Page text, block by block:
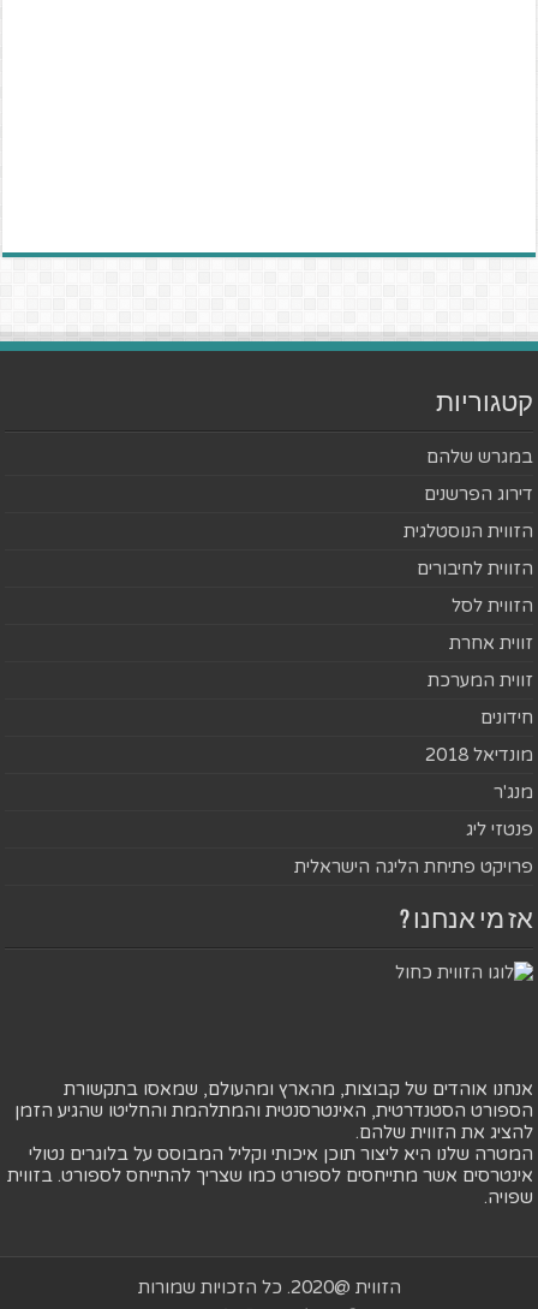
קטגוריות
במגרש שלהם
דירוג הפרשנים
הזווית הנוסטלגית
הזווית לחיבורים
הזווית לסל
זווית אחרת
זווית המערכת
חידונים
מונדיאל 2018
מנג'ר
פנטזי ליג
פרויקט פתיחת הליגה הישראלית
אז מי אנחנו ?
אנחנו אוהדים של קבוצות, מהארץ ומהעולם, שמאסו בתקשורת
הספורט הסטנדרטית, האינטרסנטית והמתלהמת והחליטו שהגיע הזמן
להציג את הזווית שלהם.
המטרה שלנו היא ליצור תוכן איכותי וקליל המבוסס על בלוגרים נטולי
אינטרסים אשר מתייחסים לספורט כמו שצריך להתייחס לספורט. בזווית
שפויה.
הזווית @2020. כל הזכויות שמורות